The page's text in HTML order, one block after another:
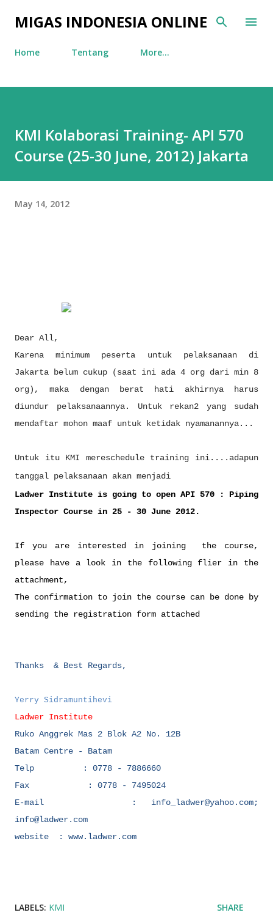
Skip to main content
MIGAS INDONESIA ONLINE
Home Tentang More…
KMI Kolaborasi Training- API 570
Course (25-30 June, 2012) Jakarta
May 14, 2012
Dear All,
Karena minimum peserta untuk pelaksanaan di
Jakarta belum cukup (saat ini ada 4 org dari min 8
org), maka dengan berat hati akhirnya harus
diundur pelaksanaannya. Untuk rekan2 yang sudah
mendaftar mohon maaf untuk ketidak nyamanannya...
Untuk itu KMI mereschedule training ini....adapun
tanggal pelaksanaan akan menjadi
Ladwer Institute is going to open API 570 : Piping
Inspector Course in 25 - 30 June 2012.
If you are interested in joining the course,
please have a look in the following flier in the
attachment,
The confirmation to join the course can be done by
sending the registration form attached
Thanks & Best Regards,
Yerry Sidramuntihevi
Ladwer Institute
Ruko Anggrek Mas 2 Blok A2 No. 12B
Batam Centre - Batam
Telp : 0778 - 7886660
Fax : 0778 - 7495024
E-mail : info_ladwer@yahoo.com;
info@ladwer.com
website : www.ladwer.com
LABELS: KMI SHARE